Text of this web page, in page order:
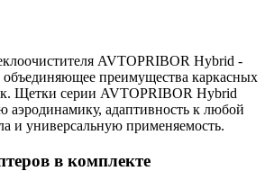
AVTOPRIBOR Hybrid -
объединяющее преимущества каркасных
Щетки серии AVTOPRIBOR Hybrid
аэродинамику, адаптивность к любой
и универсальную применяемость.
в комплекте